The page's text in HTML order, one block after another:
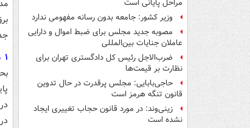
مراحل پایانی است
وزیر کشور: جامعه بدون رسانه مفهومی ندارد
مصوبه جدید مجلس برای ضبط اموال و دارایی
عاملان جنایات بین‌المللی
ضرب‌الاجل رئیس کل دادگستری تهران برای
نظارت بر قیمت‌ها
حاجی‌بابایی: مجلس پرقدرت در حال تدوین
قانون تنگه هرمز است
زینی‌وند: در مورد قانون حجاب تغییری ایجاد
نشده است
۱ مرداد: